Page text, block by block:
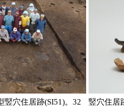
竪穴住居跡(SI51)。32
竪穴住居